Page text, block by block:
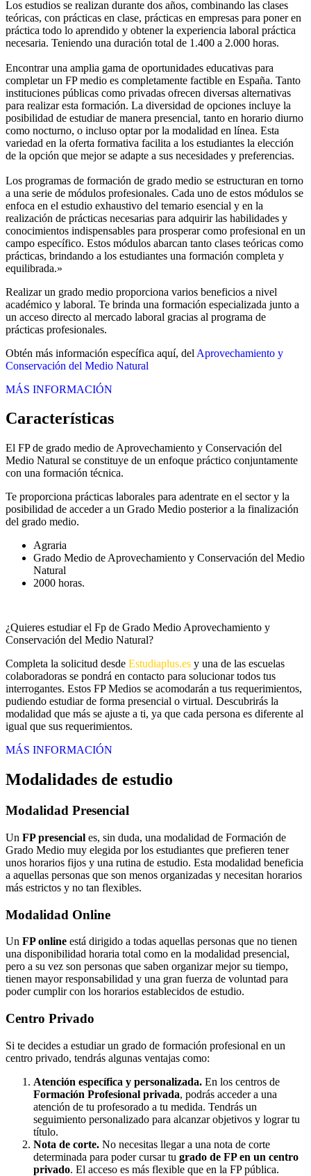
Los estudios se realizan durante dos años, combinando las clases
teóricas, con prácticas en clase, prácticas en empresas para poner en
práctica todo lo aprendido y obtener la experiencia laboral práctica
necesaria. Teniendo una duración total de 1.400 a 2.000 horas.
Encontrar una amplia gama de oportunidades educativas para
completar un FP medio es completamente factible en España. Tanto
instituciones públicas como privadas ofrecen diversas alternativas
para realizar esta formación. La diversidad de opciones incluye la
posibilidad de estudiar de manera presencial, tanto en horario diurno
como nocturno, o incluso optar por la modalidad en línea. Esta
variedad en la oferta formativa facilita a los estudiantes la elección
de la opción que mejor se adapte a sus necesidades y preferencias.
Los programas de formación de grado medio se estructuran en torno
a una serie de módulos profesionales. Cada uno de estos módulos se
enfoca en el estudio exhaustivo del temario esencial y en la
realización de prácticas necesarias para adquirir las habilidades y
conocimientos indispensables para prosperar como profesional en un
campo específico. Estos módulos abarcan tanto clases teóricas como
prácticas, brindando a los estudiantes una formación completa y
equilibrada.»
Realizar un grado medio proporciona varios beneficios a nivel
académico y laboral. Te brinda una formación especializada junto a
un acceso directo al mercado laboral gracias al programa de
prácticas profesionales.
Obtén más información específica aquí, del Aprovechamiento y
Conservación del Medio Natural
MÁS INFORMACIÓN
Características
El FP de grado medio de Aprovechamiento y Conservación del
Medio Natural se constituye de un enfoque práctico conjuntamente
con una formación técnica.
Te proporciona prácticas laborales para adentrate en el sector y la
posibilidad de acceder a un Grado Medio posterior a la finalización
del grado medio.
Agraria
Grado Medio de Aprovechamiento y Conservación del Medio
Natural
2000 horas.
¿Quieres estudiar el Fp de Grado Medio Aprovechamiento y
Conservación del Medio Natural?
Completa la solicitud desde Estudiaplus.es y una de las escuelas
colaboradoras se pondrá en contacto para solucionar todos tus
interrogantes. Estos FP Medios se acomodarán a tus requerimientos,
pudiendo estudiar de forma presencial o virtual. Descubrirás la
modalidad que más se ajuste a ti, ya que cada persona es diferente al
igual que sus requerimientos.
MÁS INFORMACIÓN
Modalidades de estudio
Modalidad Presencial
Un FP presencial es, sin duda, una modalidad de Formación de
Grado Medio muy elegida por los estudiantes que prefieren tener
unos horarios fijos y una rutina de estudio. Esta modalidad beneficia
a aquellas personas que son menos organizadas y necesitan horarios
más estrictos y no tan flexibles.
Modalidad Online
Un FP online está dirigido a todas aquellas personas que no tienen
una disponibilidad horaria total como en la modalidad presencial,
pero a su vez son personas que saben organizar mejor su tiempo,
tienen mayor responsabilidad y una gran fuerza de voluntad para
poder cumplir con los horarios establecidos de estudio.
Centro Privado
Si te decides a estudiar un grado de formación profesional en un
centro privado, tendrás algunas ventajas como:
Atención específica y personalizada. En los centros de
Formación Profesional privada, podrás acceder a una
atención de tu profesorado a tu medida. Tendrás un
seguimiento personalizado para alcanzar objetivos y lograr tu
título.
Nota de corte. No necesitas llegar a una nota de corte
determinada para poder cursar tu grado de FP en un centro
privado. El acceso es más flexible que en la FP pública.